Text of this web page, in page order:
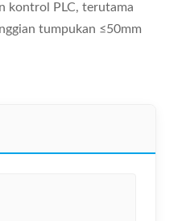
kontrol PLC, terutama
tumpukan ≤50mm